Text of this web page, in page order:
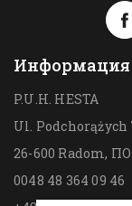
Информация
P.U.H. HESTA
Ul. Podchorążych
26-600 Radom,
0048 48 364 09 46